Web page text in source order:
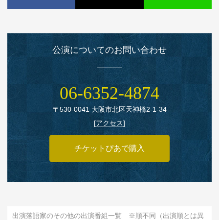
公演についてのお問い合わせ
06‑6352‑4874
〒530‑0041 大阪市北区天神橋2‑1‑34
[アクセス]
チケットぴあで購入
出演落語家のその他の出演番組一覧 ※順不同（出演順とは異